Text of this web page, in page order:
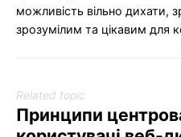
можливість вільно дихати,
зрозумілим та цікавим для
Related topic
Принципи